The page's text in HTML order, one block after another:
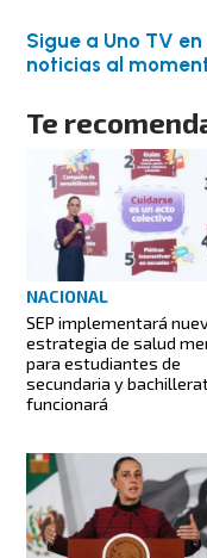
Sigue a Uno TV
noticias al
Te
NACIONAL
SEP implementará
estrategia de salud
para estudiantes de
secundaria y
funcionará